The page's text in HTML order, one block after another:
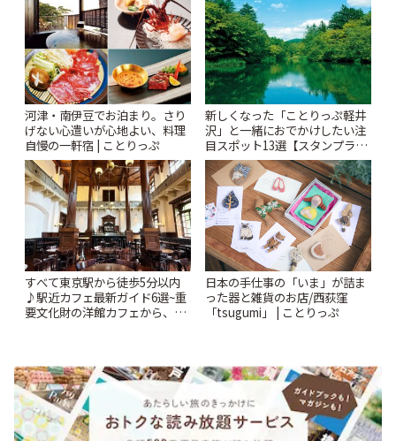
っぷ
河津・南伊豆でお泊まり。さり
げない心遣いが心地よい、料理
自慢の一軒宿 | ことりっぷ
新しくなった「ことりっぷ軽井
沢」と一緒におでかけしたい注
目スポット13選【スタンプラリ
ー開催中】 | ことりっぷ
すべて東京駅から徒歩5分以内
♪駅近カフェ最新ガイド6選~重
要文化財の洋館カフェから、改
日本の手仕事の「いま」が詰ま
った器と雑貨のお店/西荻窪
「tsugumi」 | ことりっぷ